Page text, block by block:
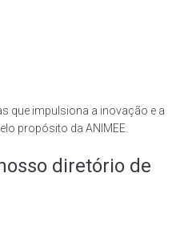
que impulsiona a inovação e a
propósito da ANIMEE.
diretório de